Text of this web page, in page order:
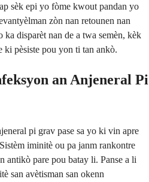
sèk epi yo fòme kwout pandan yo
zòn nan retounen nan
disparèt nan de a twa semèn, kèk
ki pèsiste pou yon ti tan ankò.
an Anjeneral Pi
pi grav pase sa yo ki vin apre
iminitè ou pa janm rankontre
antikò pare pou batay li. Panse a li
san avètisman san okenn